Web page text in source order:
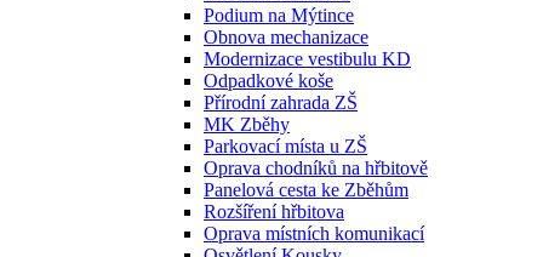
Podium na Mýtince
Obnova mechanizace
Modernizace vestibulu KD
Odpadkové koše
Přírodní zahrada ZŠ
MK Zběhy
Parkovací místa u ZŠ
Oprava chodníků na hřbitově
Panelová cesta ke Zběhům
Rozšíření hřbitova
Oprava místních komunikací